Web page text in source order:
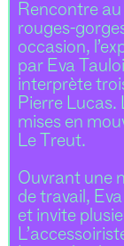
Rencontre au
rouges-
occasion,
par Eva
interprète
Pierre Lucas.
mises en
Le Treut.
Ouvrant une
de travail,
et invite